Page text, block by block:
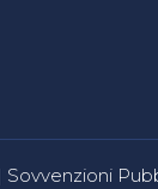
Sovvenzioni